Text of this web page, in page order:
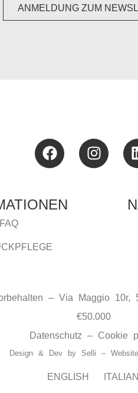
ANMELDUNG ZUM
FAQ
– Via Maggio 10r,
€50.000
Datenschutz – Cookie
Design & Dev by Selli –
ENGLISH